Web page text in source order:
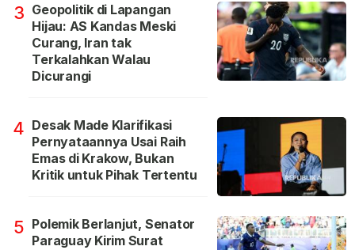
3 Geopolitik di Lapangan
Hijau: AS Kandas Meski
Curang, Iran tak
Terkalahkan Walau
Dicurangi
4 Desak Made Klarifikasi
Pernyataannya Usai Raih
Emas di Krakow, Bukan
Kritik untuk Pihak Tertentu
5 Polemik Berlanjut, Senator
Paraguay Kirim Surat